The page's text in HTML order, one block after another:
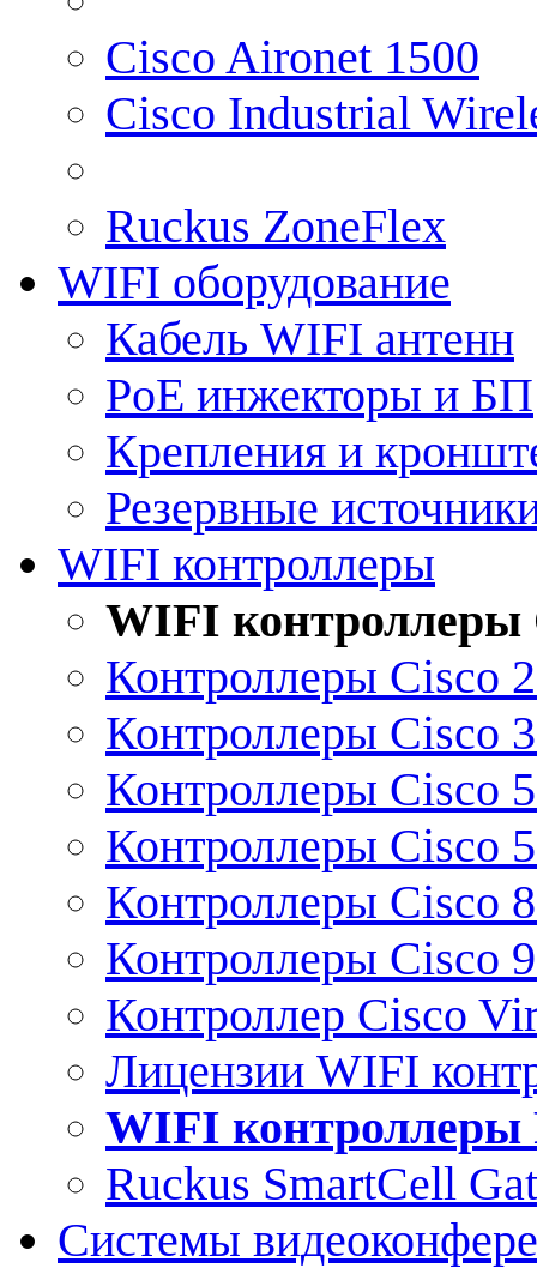
Cisco Aironet 1500
Cisco Industrial
Ruckus ZoneFlex
WIFI оборудование
Кабель WIFI антенн
PoE инжекторы и БП
Крепления и
Резервные
WIFI контроллеры
WIFI контроллеры
Контроллеры Cisco
Контроллеры Cisco
Контроллеры Cisco
Контроллеры Cisco
Контроллеры Cisco
Контроллеры Cisco
Контроллер Cisco
Лицензии WIFI
WIFI контроллеры
Ruckus SmartCell
Системы